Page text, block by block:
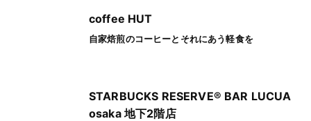
coffee HUT
自家焙煎のコーヒーとそれにあう軽食を
STARBUCKS RESERVE® BAR LUCUA
osaka 地下2階店